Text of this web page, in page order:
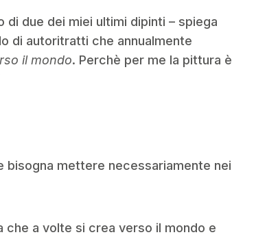
di due dei miei ultimi dipinti – spiega
di autoritratti che annualmente
il mondo. Perchè per me la pittura è
bisogna mettere necessariamente nei
che a volte si crea verso il mondo e